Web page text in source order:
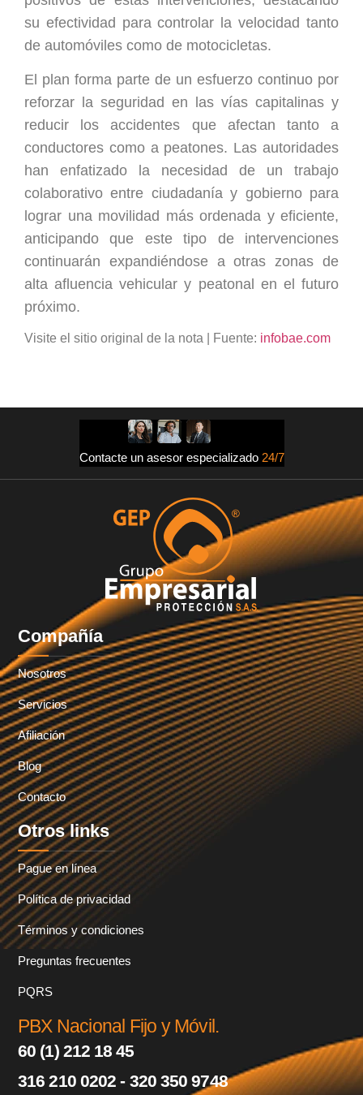
su efectividad para controlar la velocidad tanto
de automóviles como de motocicletas.
El plan forma parte de un esfuerzo continuo por
reforzar la seguridad en las vías capitalinas y
reducir los accidentes que afectan tanto a
conductores como a peatones. Las autoridades
han enfatizado la necesidad de un trabajo
colaborativo entre ciudadanía y gobierno para
lograr una movilidad más ordenada y eficiente,
anticipando que este tipo de intervenciones
continuarán expandiéndose a otras zonas de
alta afluencia vehicular y peatonal en el futuro
próximo.
Visite el sitio original de la nota | Fuente: infobae.com
Contacte un asesor especializado 24/7
Compañía
Nosotros
Servicios
Afiliación
Blog
Contacto
Otros links
Pague en línea
Política de privacidad
Términos y condiciones
Preguntas frecuentes
PQRS
PBX Nacional Fijo y Móvil.
60 (1) 212 18 45
316 210 0202 - 320 350 9748